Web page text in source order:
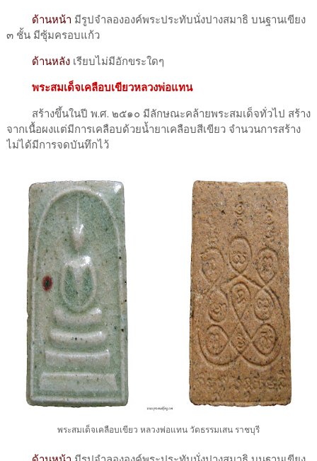
ด้านหน้า มีรูปจำลององค์พระประทับนั่งปางสมาธิ บนฐานเขียง
๓ ชั้น มีซุ้มครอบแก้ว
ด้านหลังเรียบไม่มีอักขระใดๆ
พระสมเด็จเคลือบเขียวหลวงพ่อแทน
สร้างขึ้นในปี พ.ศ. ๒๕๑๐ มีลักษณะคล้ายพระสมเด็จทั่วไป สร้าง
จากเนื้อผงแต่มีการเคลือบด้วยน้ำยาเคลือบสีเขียว จำนวนการสร้าง
ไม่ได้มีการจดบันทึกไว้
พระสมเด็จเคลือบเขียว หลวงพ่อแทน วัดธรรมเสน ราชบุรี